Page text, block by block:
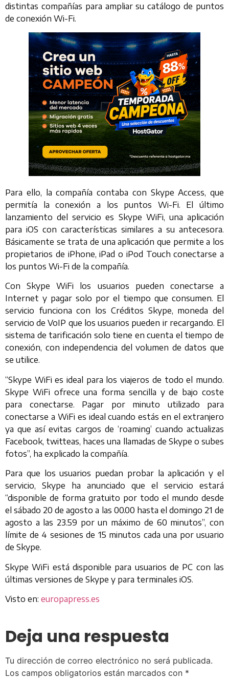
distintas compañías para ampliar su catálogo de puntos
de conexión Wi-Fi.
Para ello, la compañía contaba con Skype Access, que
permitía la conexión a los puntos Wi-Fi. El último
lanzamiento del servicio es Skype WiFi, una aplicación
para iOS con características similares a su antecesora.
Básicamente se trata de una aplicación que permite a los
propietarios de iPhone, iPad o iPod Touch conectarse a
los puntos Wi-Fi de la compañía.
Con Skype WiFi los usuarios pueden conectarse a
Internet y pagar solo por el tiempo que consumen. El
servicio funciona con los Créditos Skype, moneda del
servicio de VoIP que los usuarios pueden ir recargando. El
sistema de tarificación solo tiene en cuenta el tiempo de
conexión, con independencia del volumen de datos que
se utilice.
“Skype WiFi es ideal para los viajeros de todo el mundo.
Skype WiFi ofrece una forma sencilla y de bajo coste
para conectarse. Pagar por minuto utilizado para
conectarse a WiFi es ideal cuando estás en el extranjero
ya que así evitas cargos de ‘roaming’ cuando actualizas
Facebook, twitteas, haces una llamadas de Skype o subes
fotos”, ha explicado la compañía.
Para que los usuarios puedan probar la aplicación y el
servicio, Skype ha anunciado que el servicio estará
“disponible de forma gratuito por todo el mundo desde
el sábado 20 de agosto a las 00.00 hasta el domingo 21 de
agosto a las 23.59 por un máximo de 60 minutos”, con
límite de 4 sesiones de 15 minutos cada una por usuario
de Skype.
Skype WiFi está disponible para usuarios de PC con las
últimas versiones de Skype y para terminales iOS.
Visto en: europapress.es
Deja una respuesta
Tu dirección de correo electrónico no será publicada.
Los campos obligatorios están marcados con *